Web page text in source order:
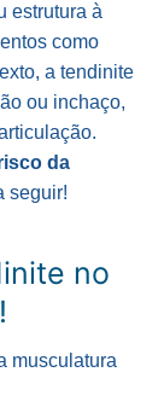
estrutura à
como
a tendinite
ou inchaço,
da
seguir!
no
musculatura